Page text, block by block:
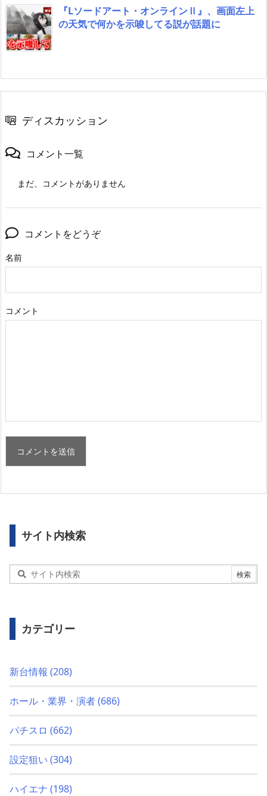
『Lソードアート・オンラインⅡ』、画面左上
の天気で何かを示唆してる説が話題に
ディスカッション
コメント一覧
まだ、コメントがありません
コメントをどうぞ
名前
コメント
サイト内検索
カテゴリー
新台情報 (208)
ホール・業界・演者(686)
パチスロ (662)
設定狙い (304)
ハイエナ (198)